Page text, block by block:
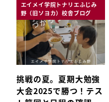
エイメイ学院トナリエふじみ
野（旧ソヨカ）校舎ブログ
挑戦の夏。夏期大勉強
大会2025で勝つ！テス